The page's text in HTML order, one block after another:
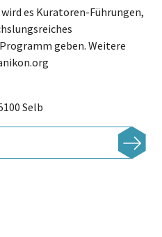
es Kuratoren-Führungen,
geben. Weitere
Selb